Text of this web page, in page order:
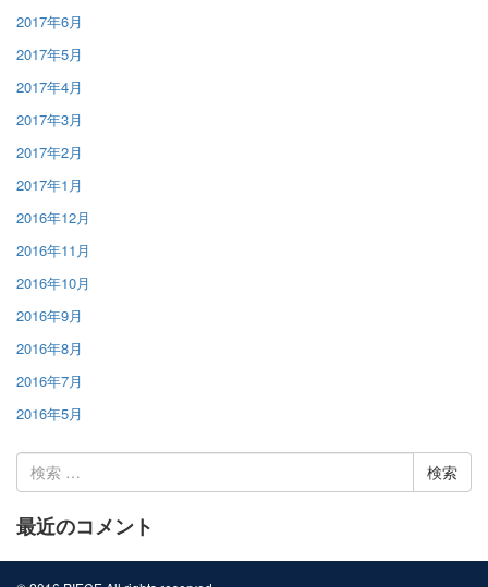
2017年6月
2017年5月
2017年4月
2017年3月
2017年2月
2017年1月
2016年12月
2016年11月
2016年10月
2016年9月
2016年8月
2016年7月
2016年5月
索:
最近のコメント